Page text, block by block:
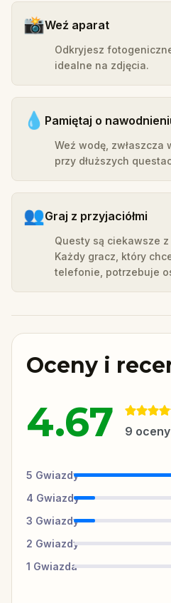
📸Weź aparat
Odkryjesz
idealne na zdjęcia.
💧 Pamiętaj o
Weź wodę,
przy dłuższych
👥Graj z przyjaciółmi
Questy są ciekawsze
Każdy gracz, który
telefonie, potrzebuje
Oceny i
4.67 9 oceny
5 Gwiazdy
4 Gwiazdy
3 Gwiazdy
2 Gwiazdy
1 Gwiazda